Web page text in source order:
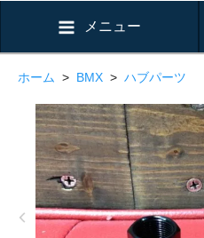
メニュー
ホーム > BMX > ハブパーツ